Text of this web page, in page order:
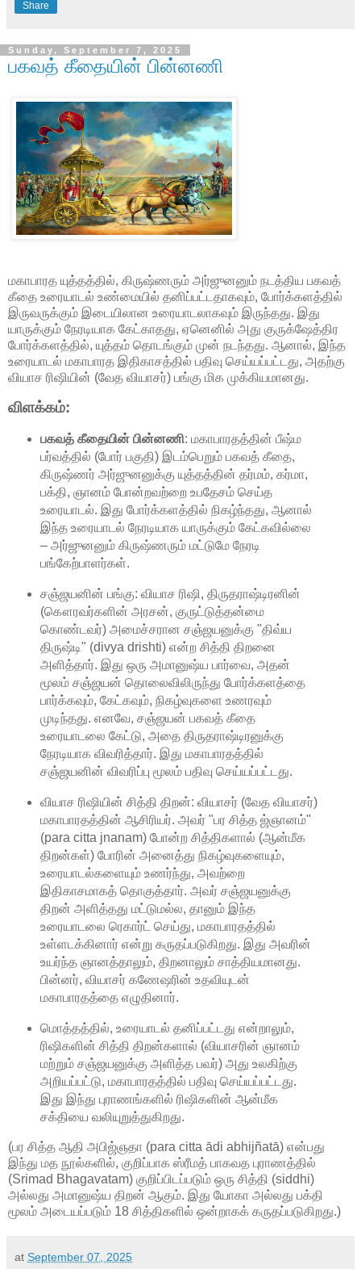
Share
Sunday, September 7, 2025
பகவத் கீதையின் பின்னணி
மகாபாரத யுத்தத்தில், கிருஷ்ணரும் அர்ஜுனனும் நடத்திய பகவத்
கீதை உரையாடல் உண்மையில் தனிப்பட்டதாகவும், போர்க்களத்தில்
இருவருக்கும் இடையிலான உரையாடலாகவும் இருந்தது. இது
யாருக்கும் நேரடியாக கேட்காதது, ஏனெனில் அது குருக்ஷேத்திர
போர்க்களத்தில், யுத்தம் தொடங்கும் முன் நடந்தது. ஆனால், இந்த
உரையாடல் மகாபாரத இதிகாசத்தில் பதிவு செய்யப்பட்டது, அதற்கு
வியாச ரிஷியின் (வேத வியாசர்) பங்கு மிக முக்கியமானது.
விளக்கம்:
பகவத் கீதையின் பின்னணி: மகாபாரதத்தின் பீஷ்ம
பர்வத்தில் (போர் பகுதி) இடம்பெறும் பகவத் கீதை,
கிருஷ்ணர் அர்ஜுனனுக்கு யுத்தத்தின் தர்மம், கர்மா,
பக்தி, ஞானம் போன்றவற்றை உபதேசம் செய்த
உரையாடல். இது போர்க்களத்தில் நிகழ்ந்தது, ஆனால்
இந்த உரையாடல் நேரடியாக யாருக்கும் கேட்கவில்லை
– அர்ஜுனனும் கிருஷ்ணரும் மட்டுமே நேரடி
பங்கேற்பாளர்கள்.
சஞ்ஜயனின் பங்கு: வியாச ரிஷி, திருதராஷ்டிரனின்
(கௌரவர்களின் அரசன், குருட்டுத்தன்மை
கொண்டவர்) அமைச்சரான சஞ்ஜயனுக்கு "திவ்ய
திருஷ்டி" (divya drishti) என்ற சித்தி திறனை
அளித்தார். இது ஒரு அமானுஷ்ய பார்வை, அதன்
மூலம் சஞ்ஜயன் தொலைவிலிருந்து போர்க்களத்தை
பார்க்கவும், கேட்கவும், நிகழ்வுகளை உணரவும்
முடிந்தது. எனவே, சஞ்ஜயன் பகவத் கீதை
உரையாடலை கேட்டு, அதை திருதராஷ்டிரனுக்கு
நேரடியாக விவரித்தார். இது மகாபாரதத்தில்
சஞ்ஜயனின் விவரிப்பு மூலம் பதிவு செய்யப்பட்டது.
வியாச ரிஷியின் சித்தி திறன்: வியாசர் (வேத வியாசர்)
மகாபாரதத்தின் ஆசிரியர். அவர் "பர சித்த ஜ்ஞானம்"
(para citta jnanam) போன்ற சித்திகளால் (ஆன்மீக
திறன்கள்) போரின் அனைத்து நிகழ்வுகளையும்,
உரையாடல்களையும் உணர்ந்து, அவற்றை
இதிகாசமாகத் தொகுத்தார். அவர் சஞ்ஜயனுக்கு
திறன் அளித்தது மட்டுமல்ல, தானும் இந்த
உரையாடலை ரெகார்ட் செய்து, மகாபாரதத்தில்
உள்ளடக்கினார் என்று கருதப்படுகிறது. இது அவரின்
உயர்ந்த ஞானத்தாலும், திறனாலும் சாத்தியமானது.
பின்னர், வியாசர் கணேஷரின் உதவியுடன்
மகாபாரதத்தை எழுதினார்.
மொத்தத்தில், உரையாடல் தனிப்பட்டது என்றாலும்,
ரிஷிகளின் சித்தி திறன்களால் (வியாசரின் ஞானம்
மற்றும் சஞ்ஜயனுக்கு அளித்த பவர்) அது உலகிற்கு
அறியப்பட்டு, மகாபாரதத்தில் பதிவு செய்யப்பட்டது.
இது இந்து புராணங்களில் ரிஷிகளின் ஆன்மீக
சக்தியை வலியுறுத்துகிறது.
(பர சித்த ஆதி அபிஜ்ஞதா (para citta ādi abhijñatā) என்பது
இந்து மத நூல்களில், குறிப்பாக ஸ்ரீமத் பாகவத புராணத்தில்
(Srimad Bhagavatam) குறிப்பிடப்படும் ஒரு சித்தி (siddhi)
அல்லது அமானுஷ்ய திறன் ஆகும். இது யோகா அல்லது பக்தி
மூலம் அடையப்படும் 18 சித்திகளில் ஒன்றாகக் கருதப்படுகிறது.)
at September 07, 2025